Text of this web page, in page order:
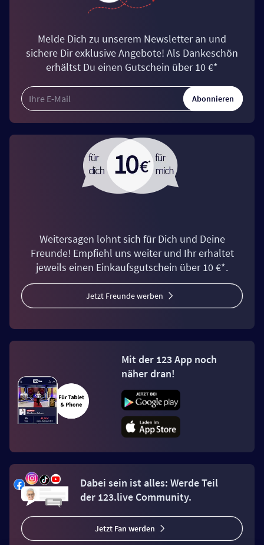
Melde Dich zu unserem Newsletter an und
sichere Dir exklusive Angebote! Als Dankeschön
erhältst Du einen Gutschein über 10 €*
Abonnieren
Weitersagen lohnt sich für Dich und Deine
Freunde! Empfiehl uns weiter und Ihr erhaltet
jeweils einen Einkaufsgutschein über 10 €*.
Jetzt Freunde werben
Mit der 123 App noch
näher dran!
Dabei sein ist alles: Werde Teil
der 123.live Community.
Jetzt Fan werden